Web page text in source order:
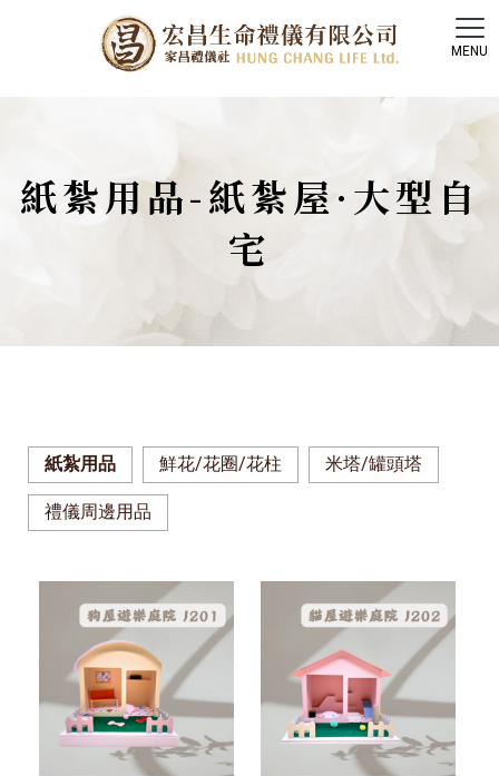
紙紮用品-紙紮屋·大型自
宅
紙紮用品 鮮花/花圈/花柱 米塔/罐頭塔
禮儀周邊用品